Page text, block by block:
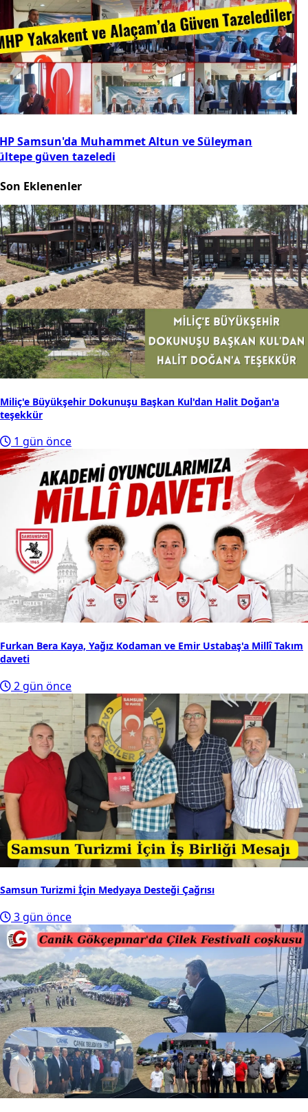
Samsun'da Muhammet Altun ve Süleyman
güven tazeledi
Son Eklenenler
Miliç'e Büyükşehir Dokunuşu Başkan Kul'dan Halit Doğan'a
teşekkür
1 gün önce
Furkan Bera Kaya, Yağız Kodaman ve Emir Ustabaş'a Millî Takım
daveti
2 gün önce
Samsun Turizmi İçin Medyaya Desteği Çağrısı
3 gün önce